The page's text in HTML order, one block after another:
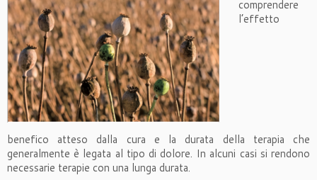
comprendere
l’effetto
benefico atteso dalla cura e la durata della terapia che
generalmente è legata al tipo di dolore. In alcuni casi si rendono
necessarie terapie con una lunga durata.